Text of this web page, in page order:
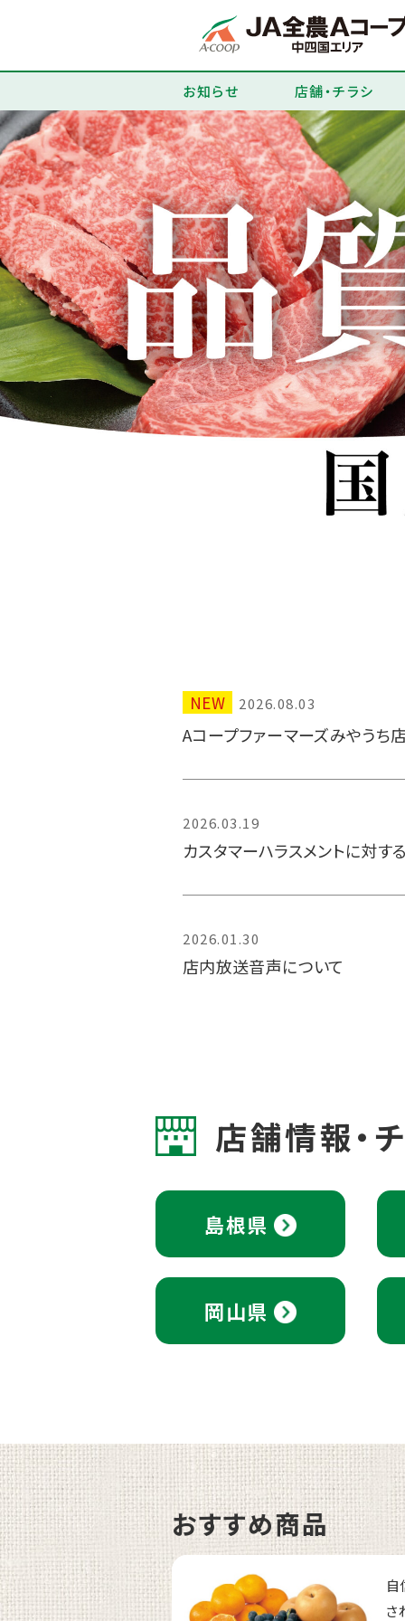
お知らせ 店舗・チラシ
NEW 2026.08.03
Aコープファーマーズみやうち
2026.03.19
カスタマーハラスメントに対す
2026.01.30
店内放送音声について
店舗情報・
島根県
岡山県
おすすめ商品
自
さ